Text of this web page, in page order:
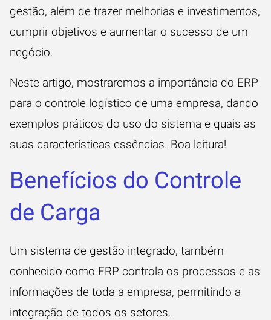
gestão, além de trazer melhorias e investimentos,
cumprir objetivos e aumentar o sucesso de um
negócio.
Neste artigo, mostraremos a importância do ERP
para o controle logístico de uma empresa, dando
exemplos práticos do uso do sistema e quais as
suas características essências. Boa leitura!
Benefícios do Controle
de Carga
Um sistema de gestão integrado, também
conhecido como ERP controla os processos e as
informações de toda a empresa, permitindo a
integração de todos os setores.